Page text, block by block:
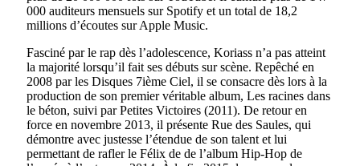
000 auditeurs mensuels sur Spotify et un total de 18,2
millions d’écoutes sur Apple Music.
Fasciné par le rap dès l’adolescence, Koriass n’a pas atteint
la majorité lorsqu’il fait ses débuts sur scène. Repêché en
2008 par les Disques 7ième Ciel, il se consacre dès lors à la
production de son premier véritable album, Les racines dans
le béton, suivi par Petites Victoires (2011). De retour en
force en novembre 2013, il présente Rue des Saules, qui
démontre avec justesse l’étendue de son talent et lui
permettant de rafler le Félix de de l’album Hip-Hop de